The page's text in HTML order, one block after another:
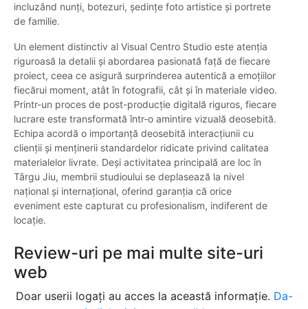
incluzând nunți, botezuri, ședințe foto artistice și portrete
de familie.
Un element distinctiv al Visual Centro Studio este atenția
riguroasă la detalii și abordarea pasionată față de fiecare
proiect, ceea ce asigură surprinderea autentică a emoțiilor
fiecărui moment, atât în fotografii, cât și în materiale video.
Printr-un proces de post-producție digitală riguros, fiecare
lucrare este transformată într-o amintire vizuală deosebită.
Echipa acordă o importanță deosebită interacțiunii cu
clienții și menținerii standardelor ridicate privind calitatea
materialelor livrate. Deși activitatea principală are loc în
Târgu Jiu, membrii studioului se deplasează la nivel
național și internațional, oferind garanția că orice
eveniment este capturat cu profesionalism, indiferent de
locație.
Review-uri pe mai multe site-uri
web
Doar userii logați au acces la această informație. Da-